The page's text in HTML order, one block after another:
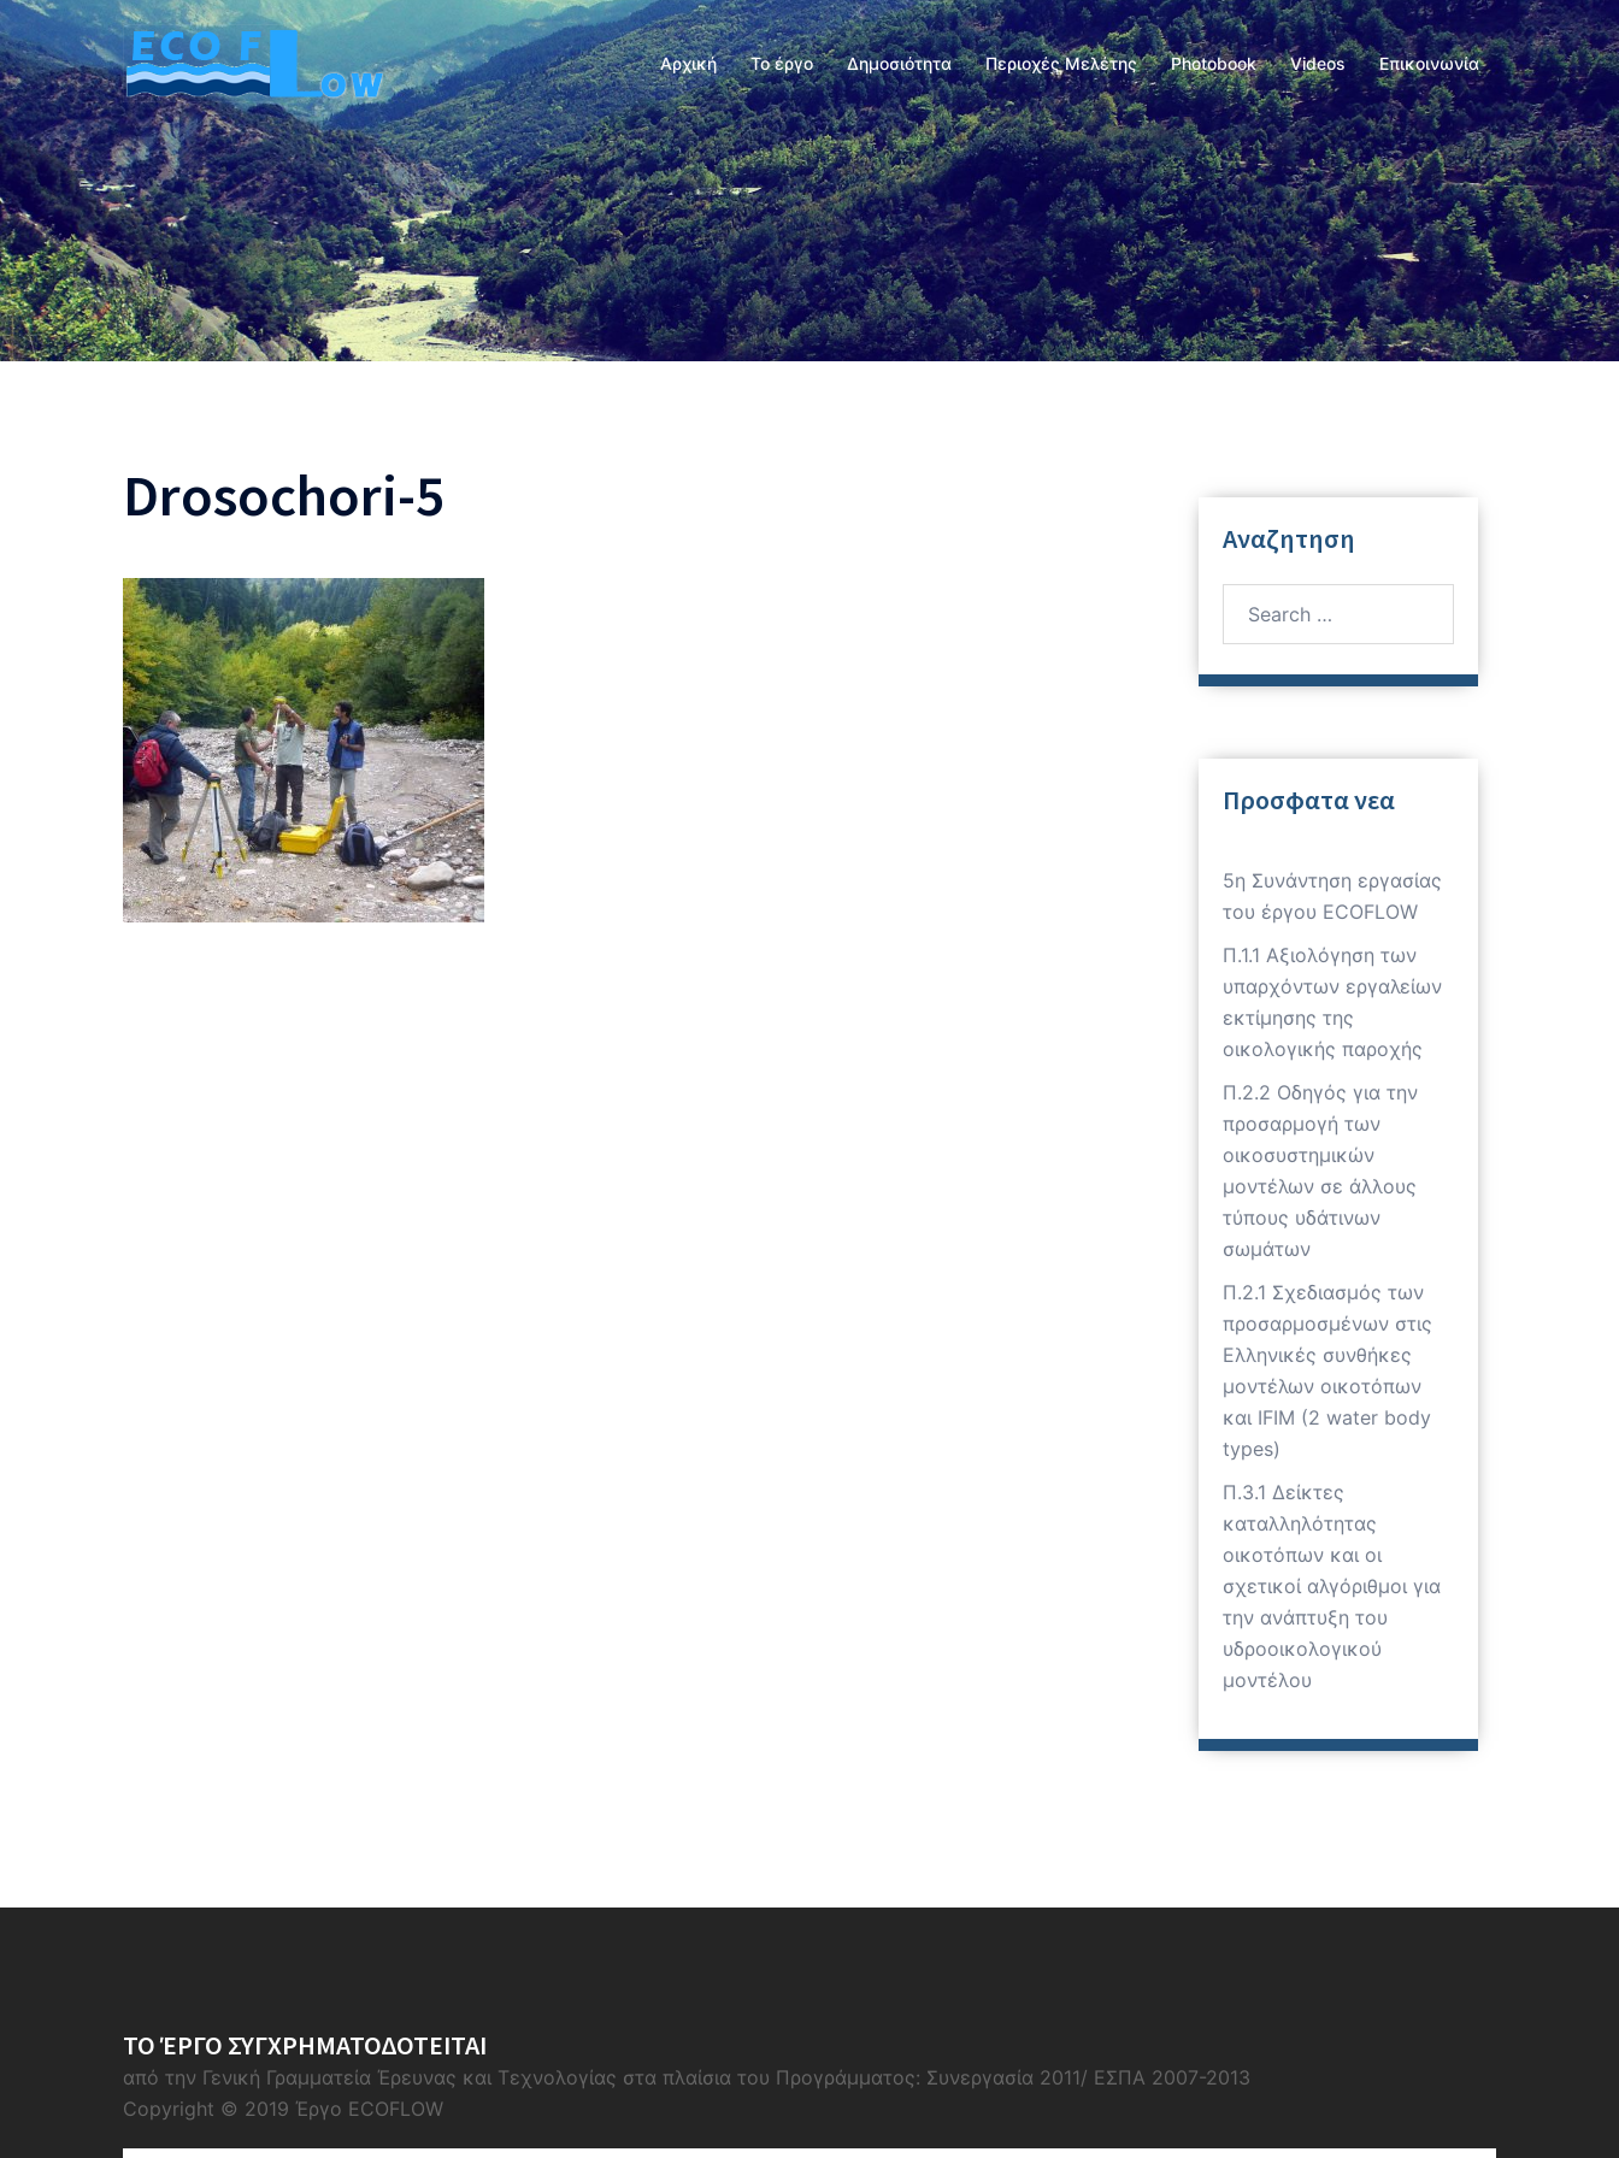
Skip
to
content
Αρχική Το έργο Δημοσιότητα Περιοχές Μελέτης Photobook Videos Επικοινωνία
Drosochori-5
Αναζητηση
Προσφατα νεα
5η Συνάντηση εργασίας
του έργου ECOFLOW
Π.1.1 Αξιολόγηση των
υπαρχόντων εργαλείων
εκτίμησης της
οικολογικής παροχής
Π.2.2 Οδηγός για την
προσαρμογή των
οικοσυστημικών
μοντέλων σε άλλους
τύπους υδάτινων
σωμάτων
Π.2.1 Σχεδιασμός των
προσαρμοσμένων στις
Ελληνικές συνθήκες
μοντέλων οικοτόπων
και IFIM (2 water body
types)
Π.3.1 Δείκτες
καταλληλότητας
οικοτόπων και οι
σχετικοί αλγόριθμοι για
την ανάπτυξη του
υδροοικολογικού
μοντέλου
ΤΟ ΈΡΓΟ ΣΥΓΧΡΗΜΑΤΟΔΟΤΕΙΤΑΙ
από την Γενική Γραμματεία Έρευνας και Τεχνολογίας στα πλαίσια του Προγράμματος: Συνεργασία 2011/ ΕΣΠΑ 2007-2013
Copyright © 2019 Έργο ECOFLOW